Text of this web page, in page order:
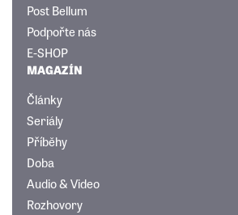
Post Bellum
Podpořte nás
E-SHOP
MAGAZÍN
Články
Seriály
Příběhy
Doba
Audio & Video
Rozhovory